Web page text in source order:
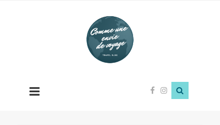
Comme
une
envie
de